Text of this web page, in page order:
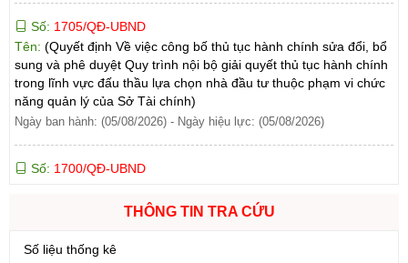
Tên:(Quyết định Về việc công bố thủ tục hành chính sửa đổi, bổ
sung và phê duyệt Quy trình nội bộ giải quyết thủ tục hành chính
trong lĩnh vực đấu thầu lựa chọn nhà đầu tư thuộc phạm vi chức
năng quản lý của Sở Tài chính)
Ngày ban hành: (05/08/2026) - Ngày hiệu lực: (05/08/2026)
Tên:(Quyết định Về việc công bố thủ tục hành chính mới ban
hành và Phê duyệt quy trình nội bộ giải quyết lĩnh vực đăng ký
năng quản lý của Sở Tài chính)THÔNG TIN TRA CỨU
Số liệu thống kê